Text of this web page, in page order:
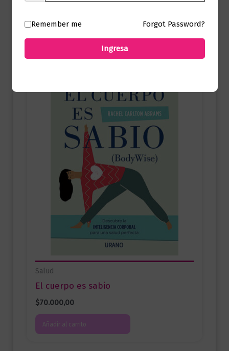
Salud
El cuerpo es sabio
$70.000,00
Añadir al carrito
Remember me Forgot Password?
Ingresa